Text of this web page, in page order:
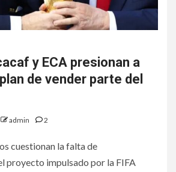
y ECA presionan a
de vender parte del
admin 2
cuestionan la falta de
proyecto impulsado por la FIFA